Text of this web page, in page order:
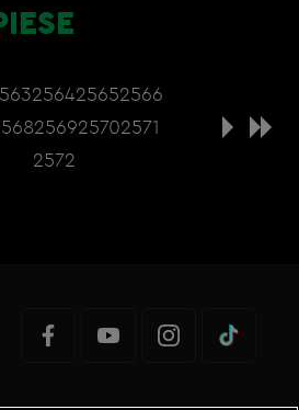
256425652566
256925702571
2572